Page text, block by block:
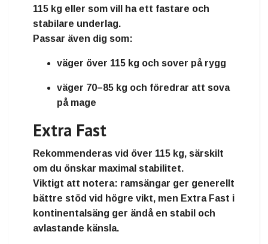
115 kg eller som vill ha ett fastare och
stabilare underlag.
Passar även dig som:
väger över 115 kg och sover på rygg
väger 70–85 kg och föredrar att sova
på mage
Extra Fast
Rekommenderas vid över 115 kg, särskilt
om du önskar maximal stabilitet.
Viktigt att notera: ramsängar ger generellt
bättre stöd vid högre vikt, men Extra Fast i
kontinentalsäng ger ändå en stabil och
avlastande känsla.